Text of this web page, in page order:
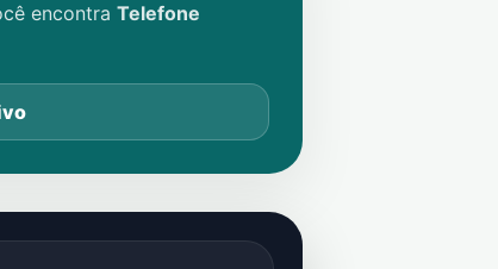
encontra Telefone